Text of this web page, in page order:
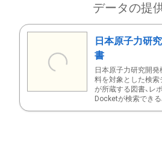
データの提
日本原子力研
書
日本原子力研究開
料を対象とした検索
が所蔵する図書、レ
Docketが検索できる